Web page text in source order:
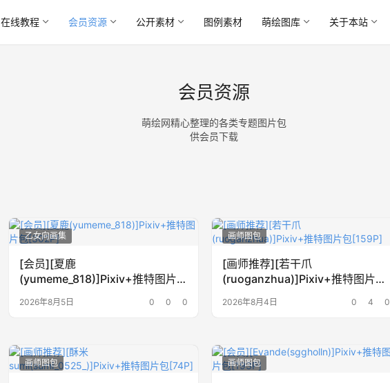
在线教程 会员资源 公开素材 图例素材 萌绘图库 关于本站
会员资源
萌绘网精心整理的各类专题图片包
供会员下载
乙女向画集
[会员][夏鹿
(yumeme_818)]Pixiv+推特图片
包[302P]
2026年8月5日 0 0 0
画师图包
[画师推荐][若干爪
(ruoganzhua)]Pixiv+推特图片包
[159P]
2026年8月4日 0 4 0
画师图包 画师图包